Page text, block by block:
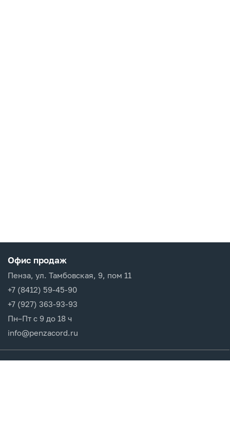
Офис продаж
Пенза, ул. Тамбовская, 9, пом 11
+7 (8412) 59-45-90
+7 (927) 363-93-93
Пн–Пт с 9 до 18 ч
info@penzacord.ru
Производители